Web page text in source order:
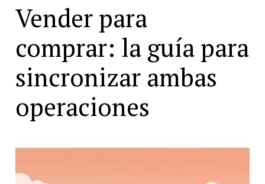
Borrar filtros
Vender para
comprar: la guía para
sincronizar ambas
operaciones